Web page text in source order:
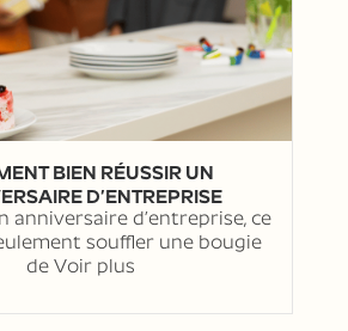
BIEN RÉUSSIR UN
D’ENTREPRISE
anniversaire d’entreprise, ce
souffler une bougie
deVoir plus